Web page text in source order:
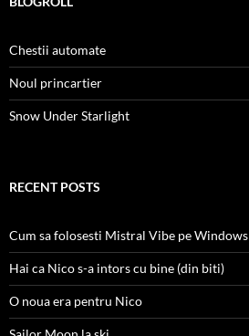
Chestii automate
Noul princartier
Snow Under Starlight
RECENT POSTS
Cum sa folosesti Mistral Vibe pe Windows
Hai ca Nico s-a intors cu bine (din biti)
O noua era pentru Nico